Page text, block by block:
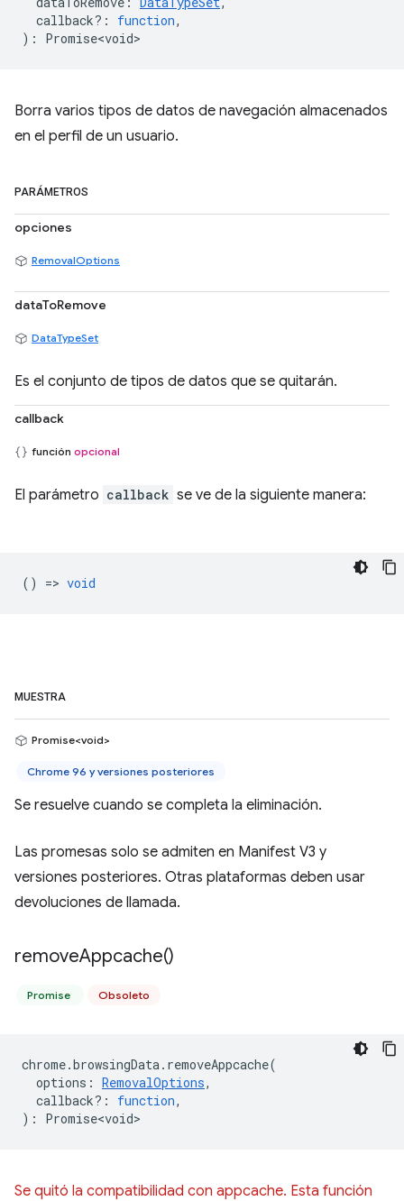
callback? : function,
) : Promise<void>
Borra varios tipos de datos de navegación almacenados
en el perfil de un usuario.
PARÁMETROS
opciones
RemovalOptions
dataToRemove
DataTypeSet
Es el conjunto de tipos de datos que se quitarán.
callback
función opcional
El parámetro callback se ve de la siguiente manera:
() => void
MUESTRA
Promise<void>
Chrome 96 y versiones posteriores
Se resuelve cuando se completa la eliminación.
Las promesas solo se admiten en Manifest V3 y
versiones posteriores. Otras plataformas deben usar
devoluciones de llamada.
removeAppcache()
Promise Obsoleto
chrome.browsingData. removeAppcache(
options : RemovalOptions,
callback? : function,
) : Promise<void>
Se quitó la compatibilidad con appcache. Esta función